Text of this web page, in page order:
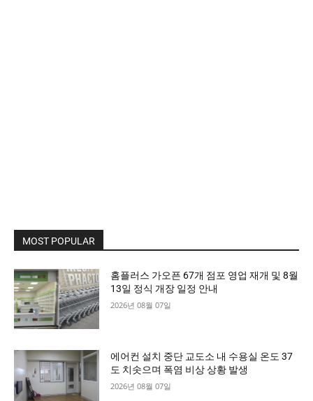
MOST POPULAR
홈플러스 가오픈 67개 점포 영업 재개 및 8월
13일 정식 개장 일정 안내
2026년 08월 07일
에어컨 설치 중단 교도소 내 수용실 온도 37
도 치솟으며 폭염 비상 상황 발생
2026년 08월 07일